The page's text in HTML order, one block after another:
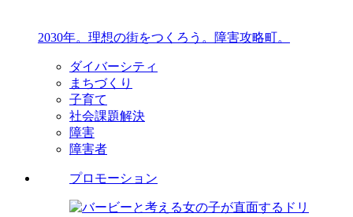
2030年。理想の街をつくろう。障害攻略町。
ダイバーシティ
まちづくり
子育て
社会課題解決
障害
障害者
プロモーション